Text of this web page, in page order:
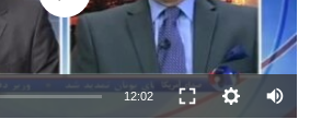
فرهنگ و زندگی
حقوق شهروندی
اقتصادی
انتخابات ریاست جمهوری آمریکا ۲۰۲۴
حمله جمهوری اسلامی به اسرائیل
دنبال کنید
12:02